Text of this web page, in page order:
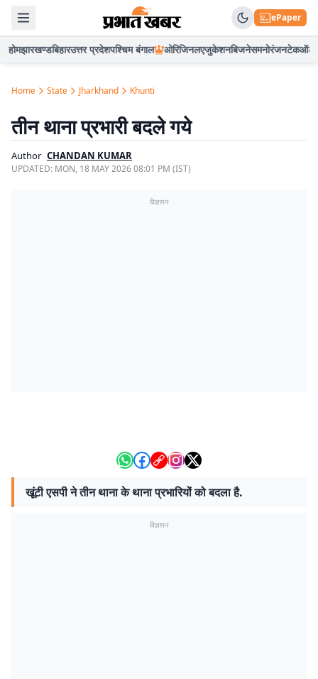
ePaper
होमझारखण्डबिहारउत्तर प्रदेशपश्चिम बंगाल ओरिजिनलएजुकेशनबिजनेसमनोरंजनटेकऑटो
Home State Jharkhand Khunti
तीन थाना प्रभारी बदले गये
Author CHANDAN KUMAR
UPDATED: MON, 18 MAY 2026 08:01 PM (IST)
विज्ञापन
खूंटी एसपी ने तीन थाना के थाना प्रभारियों को बदला है.
विज्ञापन